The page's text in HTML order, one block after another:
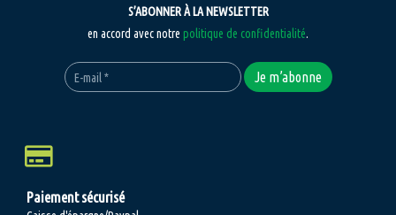
S’ABONNER À LA NEWSLETTER
en accord avec notre politique de confidentialité.
Paiement sécurisé